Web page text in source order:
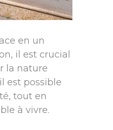
en un
il est crucial
la nature
est possible
tout en
à vivre.